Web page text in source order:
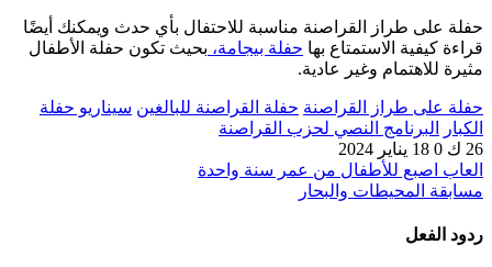
حفلة على طراز القراصنة مناسبة للاحتفال بأي حدث ويمكنك أيضًا
قراءة كيفية الاستمتاع بها حفلة بيجامة، بحيث تكون حفلة الأطفال
مثيرة للاهتمام وغير عادية.
حفلة على طراز القراصنة حفلة القراصنة للبالغين سيناريو حفلة
الكبار
البرنامج النصي لحزب القراصنة
26 ك
0 18 يناير 2024
العاب اصبع للأطفال من عمر سنة واحدة
مسابقة المحيطات والبحار
ردود الفعل